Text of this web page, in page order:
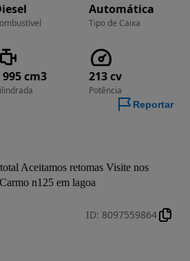
Automática
Tipo de Caixa
995 cm3 213 cv
Potência
Reportar
Aceitamos retomas Visite nos
n125 em lagoa
ID: 8097559864